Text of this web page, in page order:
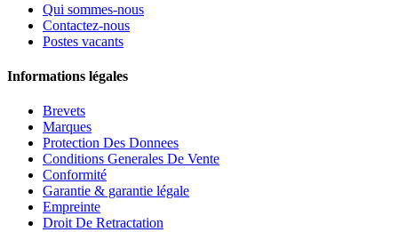
Qui sommes-nous
Contactez-nous
Postes vacants
Informations légales
Brevets
Marques
Protection Des Donnees
Conditions Generales De Vente
Conformité
Garantie & garantie légale
Empreinte
Droit De Retractation